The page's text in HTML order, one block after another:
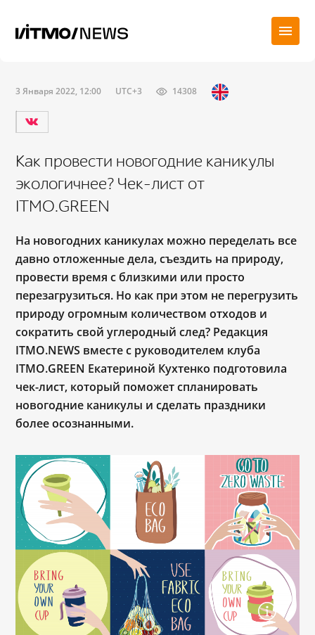
3 Января 2022, 12:00 UTC+3 14308
Как провести новогодние каникулы
экологичнее? Чек-лист от
ITMO.GREEN
На новогодних каникулах можно переделать все
давно отложенные дела, съездить на природу,
провести время с близкими или просто
перезагрузиться. Но как при этом не перегрузить
природу огромным количеством отходов и
сократить свой углеродный след? Редакция
ITMO.NEWS вместе с руководителем клуба
ITMO.GREEN Екатериной Кухтенко подготовила
чек-лист, который поможет спланировать
новогодние каникулы и сделать праздники
более осознанными.